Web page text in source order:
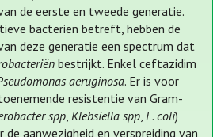
de eerste en tweede generatie.
bacteriën betreft, hebben de
deze generatie een spectrum dat
bestrijkt. Enkel ceftazidim
aeruginosa. Er is voor
resistentie van Gram-
spp Klebsiella spp E. coli)
de aanwezigheid en verspreiding van